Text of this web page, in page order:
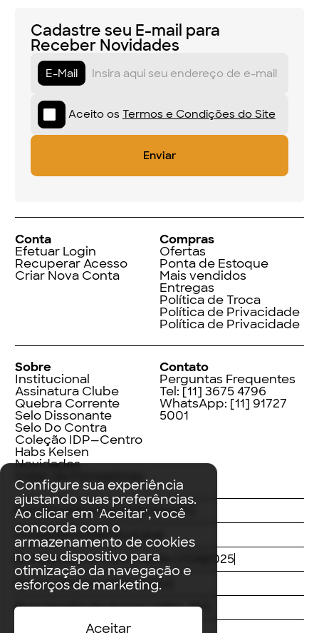
Configure sua experiência
ajustando suas preferências.
Ao clicar em 'Aceitar', você
concorda com o
armazenamento de cookies
no seu dispositivo para
otimização da navegação e
esforços de marketing.
Aceitar
Cadastre seu E-mail para
Receber Novidades
E-Mail
Aceito os Termos e Condições do Site
Conta
Efetuar Login
Recuperar Acesso
Criar Nova Conta
Compras
Ofertas
Ponta de Estoque
Mais vendidos
Entregas
Política de Troca
Política de Privacidade
Política de Privacidade
Sobre
Institucional
Assinatura Clube
Quebra Corrente
Selo Dissonante
Selo Do Contra
Coleção IDP—Centro
Habs Kelsen
Novidades
Index de Pensadores
Contato
Perguntas Frequentes
Tel: [11] 3675 4796
WhatsApp: [11] 91727
5001
FacebookInstagramLinkedIn
ThreadsTwitterYoutube
© Editora Contracorrente LTDA
2025
Todos direitos reservados
Rua Vergílio de Araújo Valim, 167